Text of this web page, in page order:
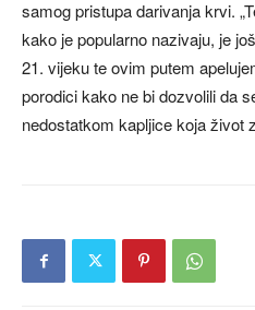
samog pristupa darivanja krvi.
kako je popularno nazivaju, je
21. vijeku te ovim putem
porodici kako ne bi dozvolili da
nedostatkom kapljice koja život